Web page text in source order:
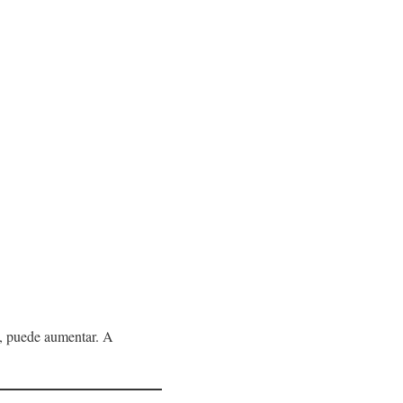
aumentar. A